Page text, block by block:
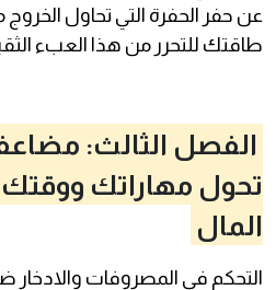
عن حفر الحفرة التي تحاول
طاقتك للتحرر من هذا العبء
الفصل الثالث:
تحول مهاراتك ووقتك
المال
التحكم في المصروفات والادخار